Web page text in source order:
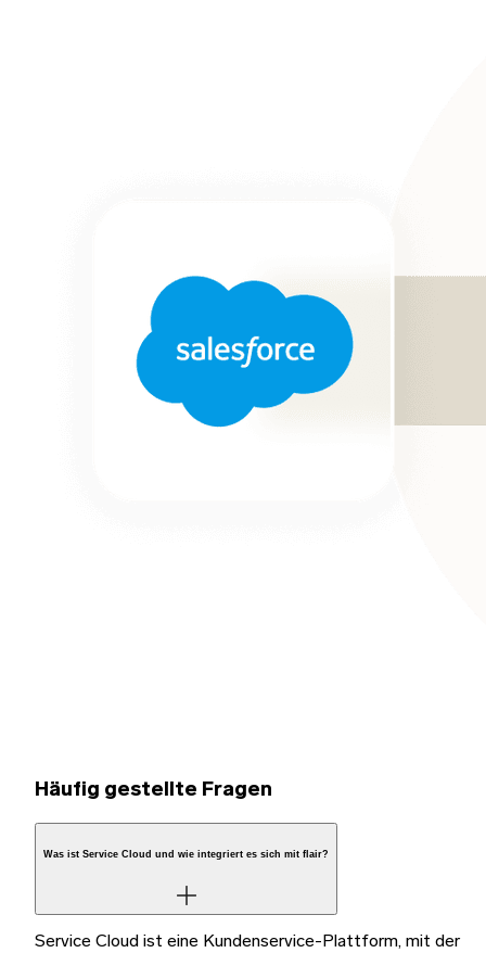
Häufig gestellte Fragen
Was ist Service Cloud und wie integriert es sich mit flair?
Service Cloud ist eine Kundenservice-Plattform, mit der